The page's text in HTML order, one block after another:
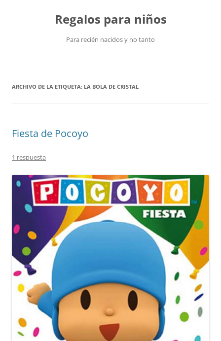
Regalos para niños
Para recién nacidos y no tanto
ARCHIVO DE LA ETIQUETA: LA BOLA DE CRISTAL
Fiesta de Pocoyo
1 respuesta